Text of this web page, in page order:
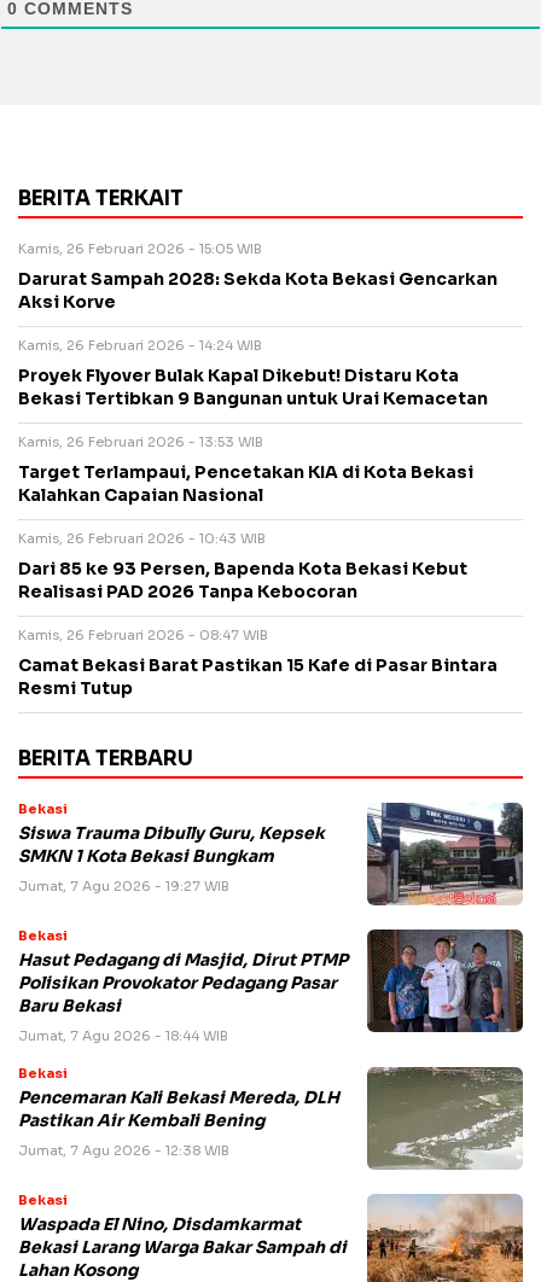
0 COMMENTS
BERITA TERKAIT
Kamis, 26 Februari 2026 - 15:05 WIB
Darurat Sampah 2028: Sekda Kota Bekasi Gencarkan
Aksi Korve
Kamis, 26 Februari 2026 - 14:24 WIB
Proyek Flyover Bulak Kapal Dikebut! Distaru Kota
Bekasi Tertibkan 9 Bangunan untuk Urai Kemacetan
Kamis, 26 Februari 2026 - 13:53 WIB
Target Terlampaui, Pencetakan KIA di Kota Bekasi
Kalahkan Capaian Nasional
Kamis, 26 Februari 2026 - 10:43 WIB
Dari 85 ke 93 Persen, Bapenda Kota Bekasi Kebut
Realisasi PAD 2026 Tanpa Kebocoran
Kamis, 26 Februari 2026 - 08:47 WIB
Camat Bekasi Barat Pastikan 15 Kafe di Pasar Bintara
Resmi Tutup
BERITA TERBARU
Bekasi
Siswa Trauma Dibully Guru, Kepsek
SMKN 1 Kota Bekasi Bungkam
Jumat, 7 Agu 2026 - 19:27 WIB
Bekasi
Hasut Pedagang di Masjid, Dirut PTMP
Polisikan Provokator Pedagang Pasar
Baru Bekasi
Jumat, 7 Agu 2026 - 18:44 WIB
Bekasi
Pencemaran Kali Bekasi Mereda, DLH
Pastikan Air Kembali Bening
Jumat, 7 Agu 2026 - 12:38 WIB
Bekasi
Waspada El Nino, Disdamkarmat
Bekasi Larang Warga Bakar Sampah di
Lahan Kosong